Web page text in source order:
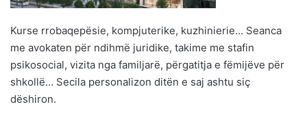
Kurse rrobaqepësie, kompjuterike, kuzhinierie… Seanca
me avokaten për ndihmë juridike, takime me stafin
psikosocial, vizita nga familjarë, përgatitja e fëmijëve për
shkollë… Secila personalizon ditën e saj ashtu siç
dëshiron.